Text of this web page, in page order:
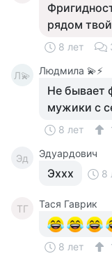
рядом
8 лет
Л💫 Людмила 💫⚡
Не бывает
мужики с
8 лет
Эд Эдуардович
Эххх 8
ТГ Тася Гаврик
8 лет